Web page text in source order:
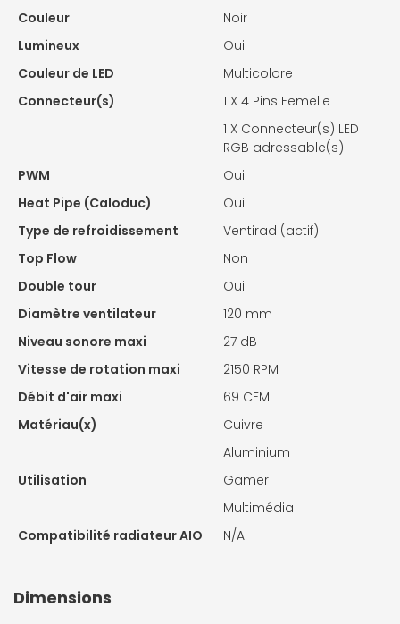
Couleur
Noir
Lumineux
Oui
Couleur de LED
Multicolore
Connecteur(s)
1 X 4 Pins Femelle
1 X Connecteur(s) LED
RGB adressable(s)
PWM
Oui
Heat Pipe (Caloduc)
Oui
Type de refroidissement
Ventirad (actif)
Top Flow
Non
Double tour
Oui
Diamètre ventilateur
120 mm
Niveau sonore maxi
27 dB
Vitesse de rotation maxi
2150 RPM
Débit d'air maxi
69 CFM
Matériau(x)
Cuivre
Aluminium
Utilisation
Gamer
Multimédia
Compatibilité radiateur AIO
N/A
Dimensions